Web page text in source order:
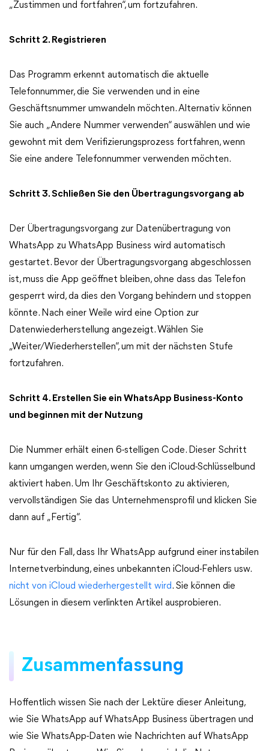
„Zustimmen und fortfahren“, um fortzufahren.
Schritt 2. Registrieren
Das Programm erkennt automatisch die aktuelle
Telefonnummer, die Sie verwenden und in eine
Geschäftsnummer umwandeln möchten. Alternativ können
Sie auch „Andere Nummer verwenden“ auswählen und wie
gewohnt mit dem Verifizierungsprozess fortfahren, wenn
Sie eine andere Telefonnummer verwenden möchten.
Schritt 3. Schließen Sie den Übertragungsvorgang ab
Der Übertragungsvorgang zur Datenübertragung von
WhatsApp zu WhatsApp Business wird automatisch
gestartet. Bevor der Übertragungsvorgang abgeschlossen
ist, muss die App geöffnet bleiben, ohne dass das Telefon
gesperrt wird, da dies den Vorgang behindern und stoppen
könnte. Nach einer Weile wird eine Option zur
Datenwiederherstellung angezeigt. Wählen Sie
„Weiter/Wiederherstellen“, um mit der nächsten Stufe
fortzufahren.
Schritt 4. Erstellen Sie ein WhatsApp Business-Konto
und beginnen mit der Nutzung
Die Nummer erhält einen 6-stelligen Code. Dieser Schritt
kann umgangen werden, wenn Sie den iCloud-Schlüsselbund
aktiviert haben. Um Ihr Geschäftskonto zu aktivieren,
vervollständigen Sie das Unternehmensprofil und klicken Sie
dann auf „Fertig“.
Nur für den Fall, dass Ihr WhatsApp aufgrund einer instabilen
Internetverbindung, eines unbekannten iCloud-Fehlers usw.
nicht von iCloud wiederhergestellt wird. Sie können die
Lösungen in diesem verlinkten Artikel ausprobieren.
Zusammenfassung
Hoffentlich wissen Sie nach der Lektüre dieser Anleitung,
wie Sie WhatsApp auf WhatsApp Business übertragen und
wie Sie WhatsApp-Daten wie Nachrichten auf WhatsApp